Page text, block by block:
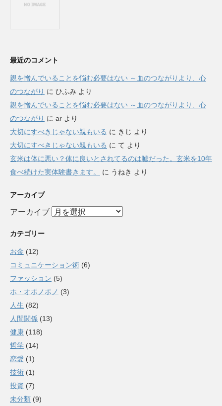
最近のコメント
親を憎んでいることを悩む必要はない ～血のつながりより、心
のつながり に ひふみ より
親を憎んでいることを悩む必要はない ～血のつながりより、心
のつながり に ar より
大切にすべきじゃない親もいる に きじ より
大切にすべきじゃない親もいる に て より
玄米は体に悪い？体に良いとされてるのは嘘だった。玄米を10年
食べ続けた実体験書きます。
に うねき より
アーカイブ
アーカイブ
カテゴリー
お金 (12)
コミュニケーション術 (6)
ファッション (5)
ホ・オポノポノ (3)
人生 (82)
人間関係 (13)
健康 (118)
哲学 (14)
恋愛 (1)
技術 (1)
投資 (7)
未分類 (9)